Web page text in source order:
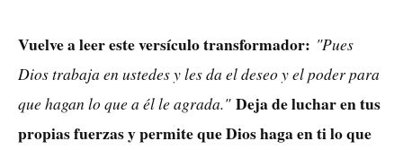
Vuelve a leer este versículo transformador: "Pues
Dios trabaja en ustedes y les da el deseo y el poder para
que hagan lo que a él le agrada." Deja de luchar en tus
propias fuerzas y permite que Dios haga en ti lo que